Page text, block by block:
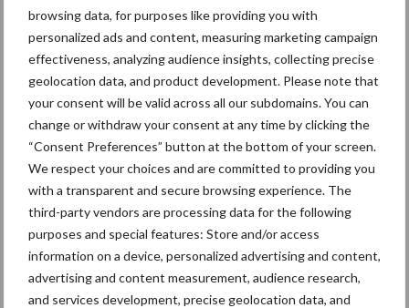
browsing data, for purposes like providing you with
personalized ads and content, measuring marketing campaign
effectiveness, analyzing audience insights, collecting precise
geolocation data, and product development. Please note that
your consent will be valid across all our subdomains. You can
change or withdraw your consent at any time by clicking the
“Consent Preferences” button at the bottom of your screen.
We respect your choices and are committed to providing you
with a transparent and secure browsing experience. The
third-party vendors are processing data for the following
purposes and special features: Store and/or access
information on a device, personalized advertising and content,
advertising and content measurement, audience research,
and services development, precise geolocation data, and
markt
Tien praktische tips voor
een langere levensduur
Themapagina's
Diergezondheid Bemesting Fokkerij